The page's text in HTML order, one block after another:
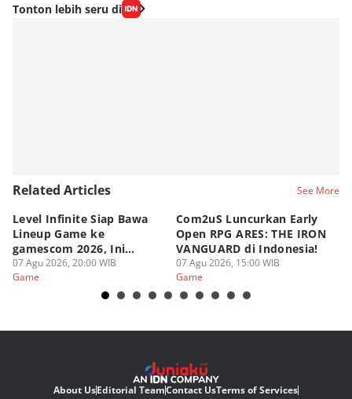
Tonton lebih seru di
Related Articles See More
Level Infinite Siap Bawa
Lineup Game ke
gamescom 2026, Ini
Judulnya!
07 Agu 2026, 20:00 WIB
Game
Com2uS Luncurkan Early
Open RPG ARES: THE IRON
VANGUARD di Indonesia!
07 Agu 2026, 15:00 WIB
Game
About UsEditorial TeamContact UsTerms of Services